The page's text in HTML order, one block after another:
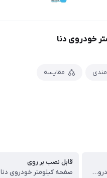
خودروی دنا
مقایسه
طلق و پوسته و کاور صفحه کیلومتر خودروی دنا
قابل نصب بر روی
صفحه کیلومتر خودروی دنا